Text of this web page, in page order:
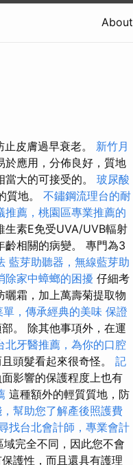
About
皮膚過早衰老。 新竹月
於應用，分佈良好，質地
大的可接受的。 玻尿酸
質地。 不鏽鋼流理台的耐
推薦，桃園區專業推薦的
生素E免受UVA/UVB輻射
齡相關的病變。 專門為3
藍芽助聽器，無線藍芽助
除家中蟑螂的困擾 仔細考
曬霜，加上萬壽菊提取物
，傳承經典的美味 保證
。 除其他事項外，在運
北牙醫推薦，為你的口腔
頭髮看起來很奇怪。 記
影響的保護程度上也有
這種額外的輕質質地，防
幫助您了解產後照護費
找台北會計師，專業會計
完全不同，因此您不會
護性，而且還具有護理